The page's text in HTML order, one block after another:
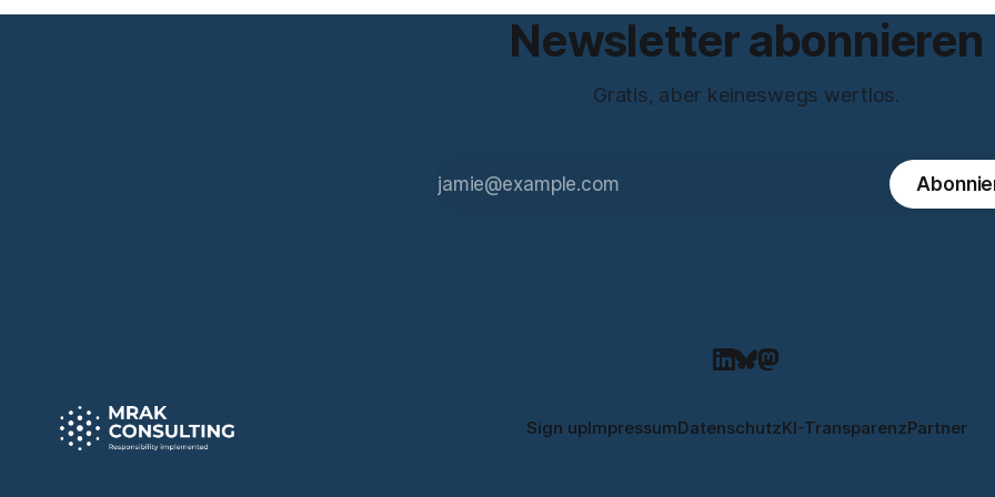
unter welcher Rechtsgrundlage? Es gibt
zum Thema und beantwortet einige
Newsletter abonnieren
Gratis, aber keineswegs wertlos.
Sign upImpressumDatenschutzKI-TransparenzPartner